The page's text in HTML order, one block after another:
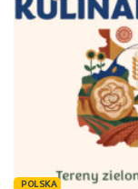
POLSKA